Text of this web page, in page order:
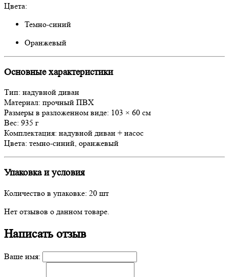
Цвета:
Темно-синий
Оранжевый
Основные характеристики
Тип: надувной диван
Материал: прочный ПВХ
Размеры в разложенном виде: 103 × 60 см
Вес: 935 г
Комплектация: надувной диван + насос
Цвета: темно-синий, оранжевый
Упаковка и условия
Количество в упаковке: 20 шт
Нет отзывов о данном товаре.
Написать отзыв
Ваше имя: